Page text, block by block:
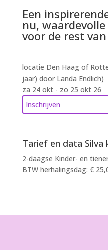
Een
nu,
voor de rest
locatie Den Haag of
jaar) door Landa Endlich)
za 24 okt - zo 25 okt 26
Inschrijven
Tarief en data Silva
2-daagse Kinder- en
BTW herhalingsdag: €